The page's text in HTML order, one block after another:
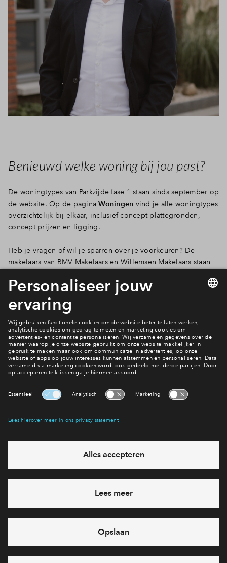
Benieuwd welke woning bij jou past?
De woningtypes van Parkzijde fase 1 staan sinds september op
de website. Op de paginaWoningen vind je alle woningtypes
overzichtelijk bij elkaar, inclusief concept plattegronden,
concept prijzen en ligging.
Heb je vragen of wil je sparren over je voorkeuren? De
makelaars van BMV Makelaars en Willemsen Makelaars staan
Ontdek Parkzijde fase 1
Meer nieuws lezen?
Nieuwsoverzicht
Interesse? Meld je dan snel aan
Hiermee blijf je op de hoogte van het belangrijkste nieuws en
Ja, ik wil mij aanmelden
Heb je een vraag en wil je direct antwoord? Bel ons op
71 22 864
6 dagen per week beschikbaar (behalve tijdens